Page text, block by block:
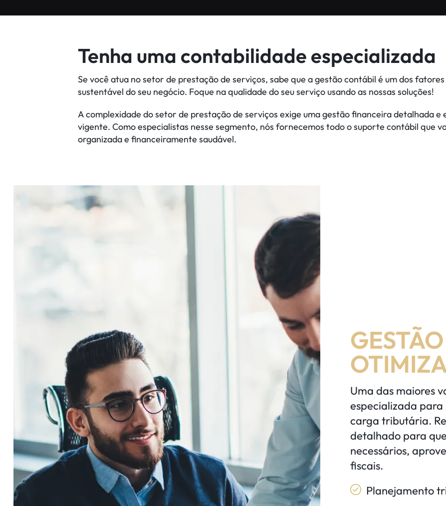
Tenha uma contabilidade especializada
Se você atua no setor de prestação de serviços, sabe que a gestão contábil é um dos
sustentável do seu negócio. Foque na qualidade do seu serviço usando as nossas soluções!
A complexidade do setor de prestação de serviços exige uma gestão financeira detalhada
vigente. Como especialistas nesse segmento, nós fornecemos todo o suporte contábil que
organizada e financeiramente saudável.
Uma das maiores
especializada para
carga tributária.
detalhado para
necessários,
fiscais.
Planejamento